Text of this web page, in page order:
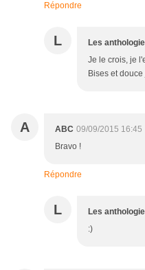
Répondre
L Les
Je le crois, je
Bises et
A ABC 09/09/2015 16:45
Bravo !
Répondre
L Les
:)